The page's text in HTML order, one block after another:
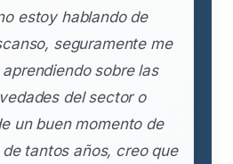
estoy hablando de
seguramente me
sobre las
del sector o
un buen momento de
tantos años, creo que